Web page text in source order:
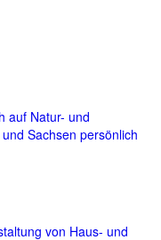
auf Natur- und
Sachsen persönlich
von Haus- und